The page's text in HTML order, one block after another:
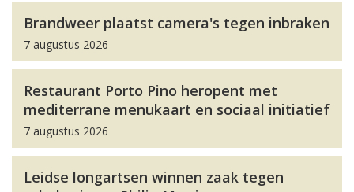
Brandweer plaatst camera's tegen inbraken
7 augustus 2026
Restaurant Porto Pino heropent met
mediterrane menukaart en sociaal initiatief
7 augustus 2026
Leidse longartsen winnen zaak tegen